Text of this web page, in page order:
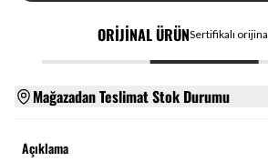
ORİJİNAL ÜRÜNSertifikalı
Mağazadan Teslimat Stok Durumu
Açıklama